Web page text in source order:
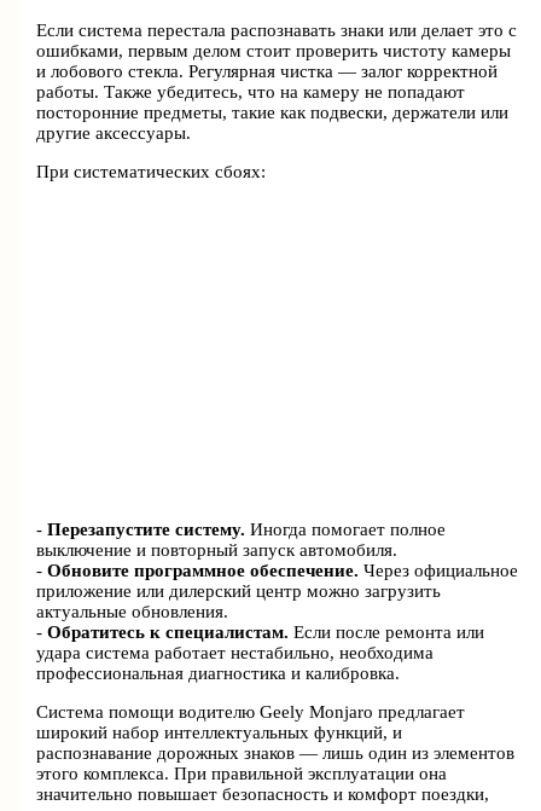
Если система перестала распознавать знаки или делает это с
ошибками, первым делом стоит проверить чистоту камеры
и лобового стекла. Регулярная чистка — залог корректной
работы. Также убедитесь, что на камеру не попадают
посторонние предметы, такие как подвески, держатели или
другие аксессуары.
При систематических сбоях:
-Перезапустите систему. Иногда помогает полное
выключение и повторный запуск автомобиля.
-Обновите программное обеспечение. Через официальное
приложение или дилерский центр можно загрузить
актуальные обновления.
-Обратитесь к специалистам. Если после ремонта или
удара система работает нестабильно, необходима
профессиональная диагностика и калибровка.
Система помощи водителю Geely Monjaro предлагает
широкий набор интеллектуальных функций, и
распознавание дорожных знаков — лишь один из элементов
этого комплекса. При правильной эксплуатации она
значительно повышает безопасность и комфорт поездки,